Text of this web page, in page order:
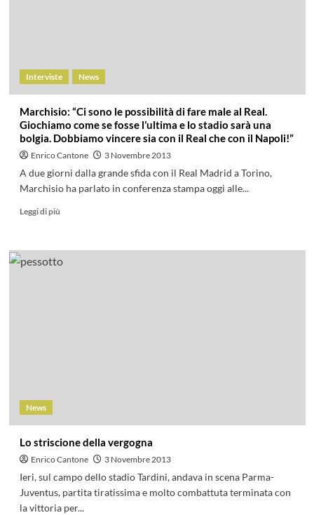
Interviste News
Marchisio: “Ci sono le possibilità di fare male al Real.
Giochiamo come se fosse l’ultima e lo stadio sarà una
bolgia. Dobbiamo vincere sia con il Real che con il Napoli!”
Enrico Cantone 3 Novembre 2013
A due giorni dalla grande sfida con il Real Madrid a Torino,
Marchisio ha parlato in conferenza stampa oggi alle...
Leggi di più
News
Lo striscione della vergogna
Enrico Cantone 3 Novembre 2013
Ieri, sul campo dello stadio Tardini, andava in scena Parma-
Juventus, partita tiratissima e molto combattuta terminata con
la vittoria per...